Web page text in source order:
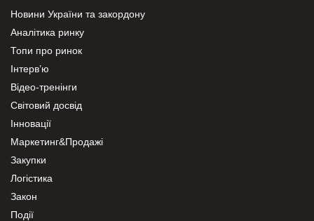
Новини України та закордону
Аналітика ринку
Топи про ринок
Інтерв’ю
Відео-тренінги
Світовий досвід
Інновації
Маркетинг&Продажі
Закупки
Логістика
Закон
Події